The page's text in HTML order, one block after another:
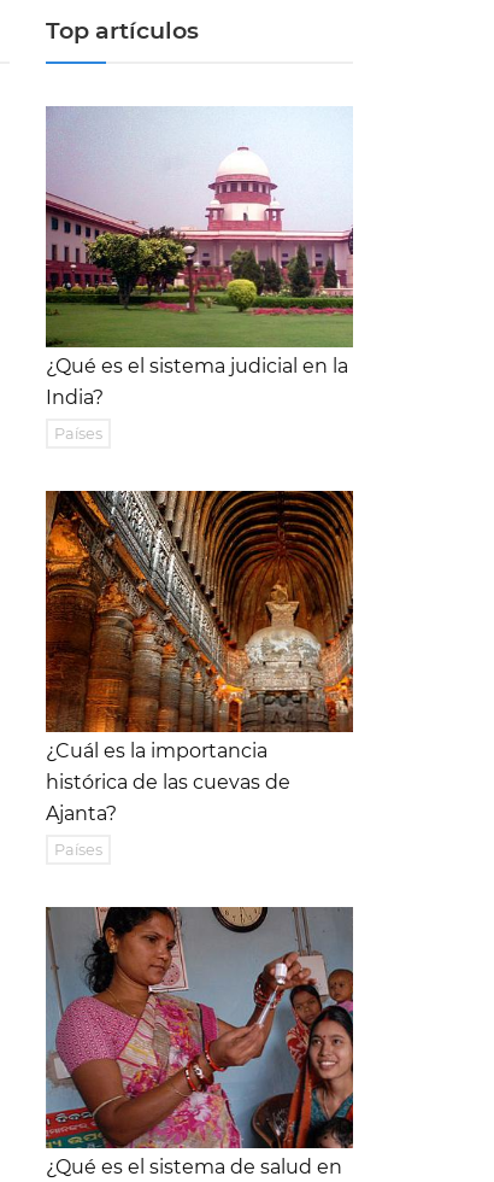
Top artículos
¿Qué es el sistema judicial en la
India?
Países
¿Cuál es la importancia
histórica de las cuevas de
Ajanta?
Países
¿Qué es el sistema de salud en